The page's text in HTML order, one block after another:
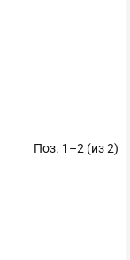
Поз. 1–2 (из 2)